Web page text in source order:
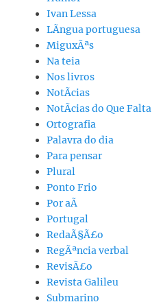
Ivan Lessa
LÃ­ngua portuguesa
MiguxÃªs
Na teia
Nos livros
NotÃ­cias
NotÃ­cias do Que Falta
Ortografia
Palavra do dia
Para pensar
Plural
Ponto Frio
Por aÃ­
Portugal
RedaÃ§Ã£o
RegÃªncia verbal
RevisÃ£o
Revista Galileu
Submarino